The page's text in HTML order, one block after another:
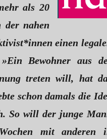
als 20
der nahen
einen
Bewohner aus
treten will, hat
schon damals die
So will der junge
mit anderen